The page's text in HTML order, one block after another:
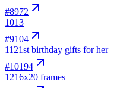
#8972
1013
#9104
1121st birthday gifts for her
#10194
1216x20 frames